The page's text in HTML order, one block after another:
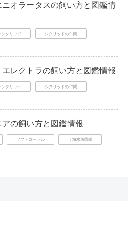
オラータスの飼い方と図鑑情
シクリッド シクリッドの仲間
レクトラの飼い方と図鑑情報
シクリッド シクリッドの仲間
の飼い方と図鑑情報
ソフトコーラル ｜海水魚図鑑